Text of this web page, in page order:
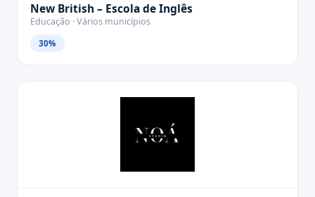
New British – Escola de Inglês
Educação · Vários municípios
30%